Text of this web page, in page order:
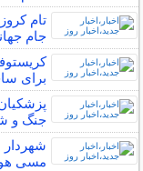
تام
جام جهانی
برای
جنگ و
شهردار
مسی